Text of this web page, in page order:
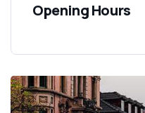
Opening Hours